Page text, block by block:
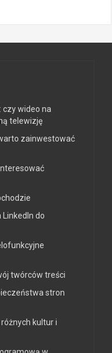
czy wideo na
telewizję
zainwestować
do
twórców treści
stron
kultur i